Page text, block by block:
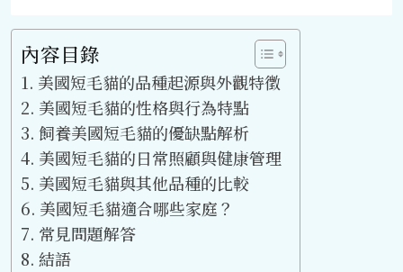
內容目錄
美國短毛貓的品種起源與外觀特徵
美國短毛貓的性格與行為特點
飼養美國短毛貓的優缺點解析
美國短毛貓的日常照顧與健康管理
美國短毛貓與其他品種的比較
美國短毛貓適合哪些家庭？
常見問題解答
結語